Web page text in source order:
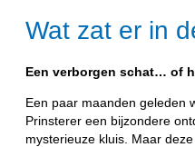
Wat zat er in
Een verborgen schat… of
Een paar maanden geleden
Prinsterer een bijzondere
mysterieuze kluis. Maar